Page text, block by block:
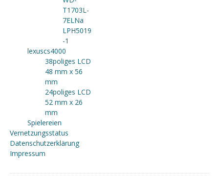
T1703L-
7ELNa
LPH5019
-1
lexuscs4000
38poliges LCD
48 mm x 56
mm
24poliges LCD
52 mm x 26
mm
Spielereien
Vernetzungsstatus
Datenschutzerklärung
Impressum